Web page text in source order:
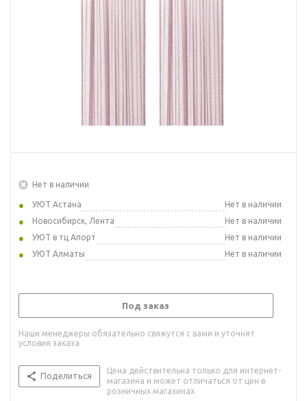
Нет в наличии
УЮТ Астана
Нет в наличии
Новосибирск, Лента
Нет в наличии
УЮТ в тц Апорт
Нет в наличии
УЮТ Алматы
Нет в наличии
Под заказ
Наши менеджеры обязательно свяжутся с вами и уточнят
условия заказа
Поделиться
Цена действительна только для интернет-
магазина и может отличаться от цен в
розничных магазинах